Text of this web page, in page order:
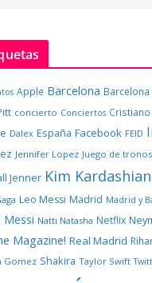
Apple Barcelona
concierto Conciertos
Dalex España Facebook FEID
Jennifer Lopez Juego de tronos
Jenner Kim Kardashian
Leo Messi Madrid Madrid y
Messi Natti Natasha Netflix
Magazine! Real Madrid
Gomez Shakira Taylor Swift